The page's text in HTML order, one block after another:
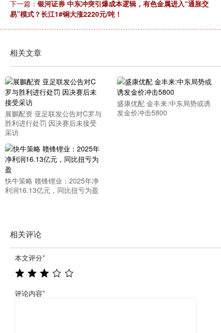
下一篇： 银河证券 中东冲突引爆成本逻辑，有色金属进入“通胀交
易”模式？长江1#铜大涨2220元/吨！
相关文章
展鵬配资 亚足联发公告对C罗与
胜利进行处罚 因决赛后未接受
采访
盛康优配 金丰来:中东局势或诱
发金价冲击5800
快牛策略 赣锋锂业：2025年净
利润16.13亿元，同比扭亏为盈
相关评论
本文评分*
评论内容*